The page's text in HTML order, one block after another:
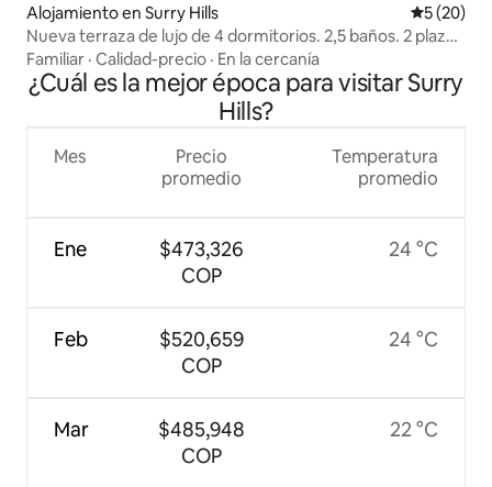
Alojamiento en Surry Hills
5 (20)
Nueva terraza de lujo de 4 dormitorios. 2,5 baños. 2 plazas
de aparcamiento.
Familiar · Calidad-precio · En la cercanía
¿Cuál es la mejor época para visitar Surry
Hills?
Mes
Ene
Feb
Mar
Precio
promedio
$473,326
COP
$520,659
COP
$485,948
COP
Temperatura
promedio
24 °C
24 °C
22 °C